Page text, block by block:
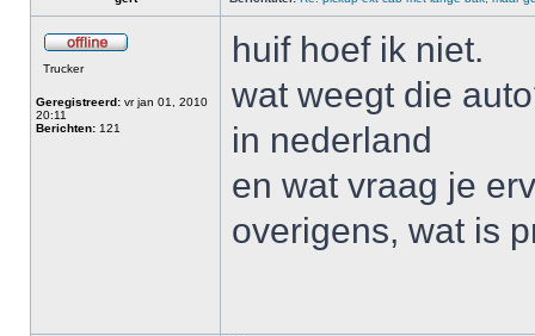
Trucker
Geregistreerd: vr jan 01, 2010
20:11
Berichten: 121
huif hoef ik niet.
wat weegt die
in nederland
en wat vraag je
overigens, wat is